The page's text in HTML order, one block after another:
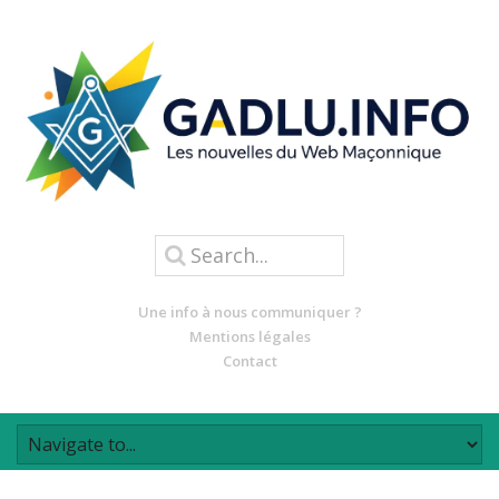
Une info à nous communiquer ?
Mentions légales
Contact